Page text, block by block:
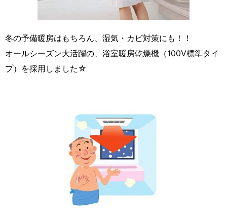
冬の予備暖房はもちろん、湿気・カビ対策にも！！
オールシーズン大活躍の、浴室暖房乾燥機（100V標準タイ
プ）を採用しました☆